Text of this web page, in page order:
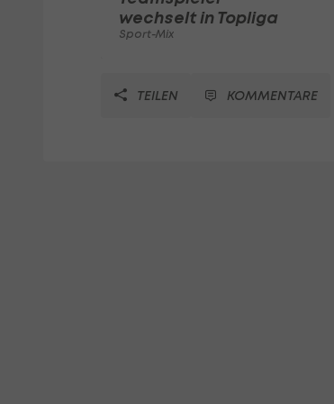
wechselt in Topliga
Sport-Mix
TEILEN KOMMENTARE